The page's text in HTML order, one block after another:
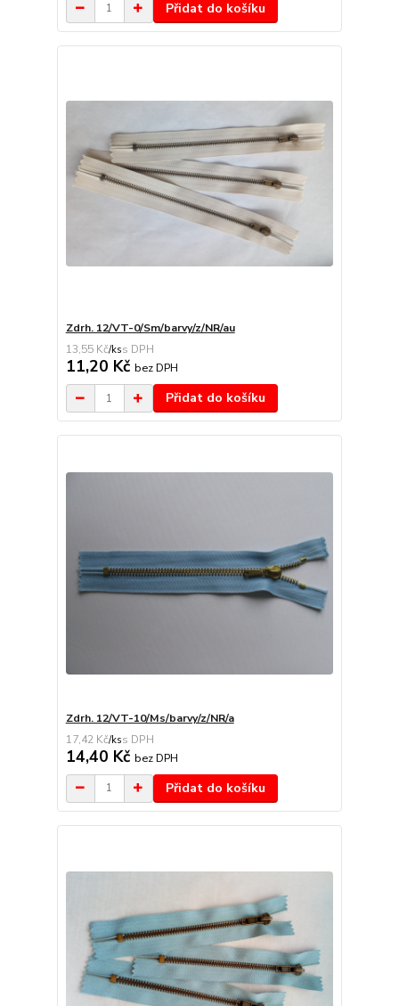
Přidat do košíku
Zdrh. 12/VT-0/Sm/barvy/z/NR/au
13,55 Kč/ks
11,20 Kč bez DPH
Přidat do košíku
Zdrh. 12/VT-10/Ms/barvy/z/NR/a
17,42 Kč/ks
14,40 Kč bez DPH
Přidat do košíku